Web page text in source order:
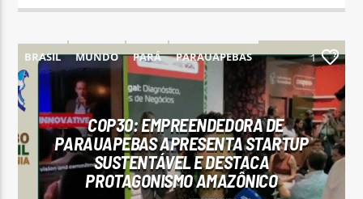
BRASIL MUNDO PARÁ PARAUAPEBAS 1
COP30: EMPREENDEDORA DE
PARAUAPEBAS APRESENTA STARTUP
SUSTENTÁVEL E DESTACA
PROTAGONISMO AMAZÔNICO